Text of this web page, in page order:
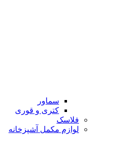
سماور
کتری و قوری
فلاسک
لوازم مکمل آشپزخانه